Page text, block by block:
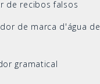
de recibos falsos
de marca d'água de
gramatical